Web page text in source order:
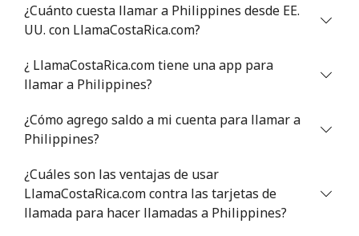
Poland
Línea fija ⁦1.5¢⁩ 333 min por ⁦$5⁩
Portugal
Línea fija ⁦1.5¢⁩ 333 min por ⁦$5⁩
¿Cuánto cuesta llamar a Philippines desde EE.
UU. con LlamaCostaRica.com?
¿ LlamaCostaRica.com tiene una app para
llamar a Philippines?
¿Cómo agrego saldo a mi cuenta para llamar a
Philippines?
¿Cuáles son las ventajas de usar
LlamaCostaRica.com contra las tarjetas de
llamada para hacer llamadas a Philippines?